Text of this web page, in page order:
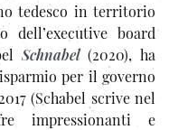
tedesco in territorio
dell’executive board
Schnabel(2020), ha
per il governo
(Schabel scrive nel
impressionanti e